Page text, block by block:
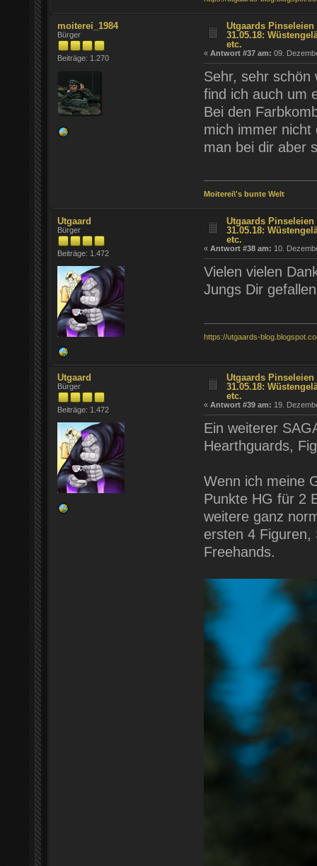
moiterei_1984
Bürger
Beiträge: 1.270
Utgaards
31.05.18:
etc.
« Antwort #37 am: 09.
Sehr, sehr schön
find ich auch um
Bei den
mich immer nicht
man bei dir aber
Moiterei\'s bunte Welt
Utgaard
Bürger
Beiträge: 1.472
Utgaards
31.05.18:
etc.
« Antwort #38 am: 10.
Vielen vielen
Jungs Dir
https://utgaards-
Utgaard
Bürger
Beiträge: 1.472
Utgaards
31.05.18:
etc.
« Antwort #39 am: 19.
Ein weiterer
Hearthguards,
Wenn ich meine
Punkte HG für 2
weitere ganz
ersten 4 Figuren,
Freehands.